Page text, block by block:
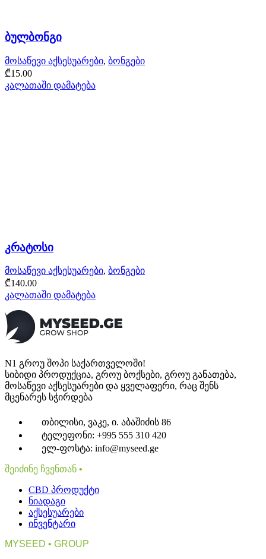
ბულბონგი
მოსაწევი აქსესუარები, ბონგები
₾15.00
კალათაში დამატება
კრატოსი
მოსაწევი აქსესუარები, ბონგები
₾140.00
კალათაში დამატება
N1 გროუ შოპი საქართველოში!
სიბიდი პროდუქცია, გროუ ბოქსები, გროუ განათება,
მოსაწევი აქსესუარები და ყველაფერი, რაც შენს
მცენარეს სჭირდება
თბილისი, ვაკე, ი. აბაშიძის 86
ტელეფონი: +995 555 310 420
ელ-ფოსტა: info@myseed.ge
შეიძინე ჩვენთან •
CBD პროდუქტი
ნიადაგი
აქსესუარები
ინვენტარი
MYSEED • GROUP